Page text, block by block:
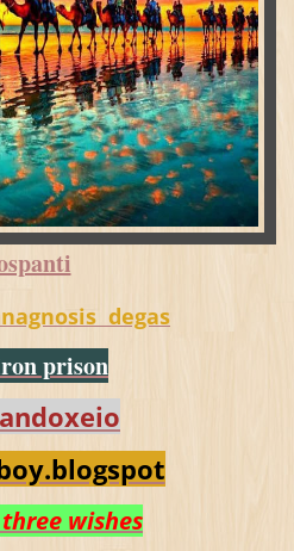
degas
prison
wishes